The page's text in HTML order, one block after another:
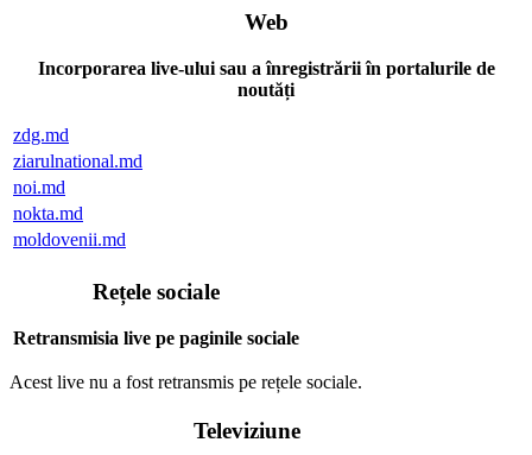
Web
Incorporarea live-ului sau a înregistrării în portalurile de
noutăți
zdg.md
ziarulnational.md
noi.md
nokta.md
moldovenii.md
Rețele sociale
Retransmisia live pe paginile sociale
Acest live nu a fost retransmis pe rețele sociale.
Televiziune